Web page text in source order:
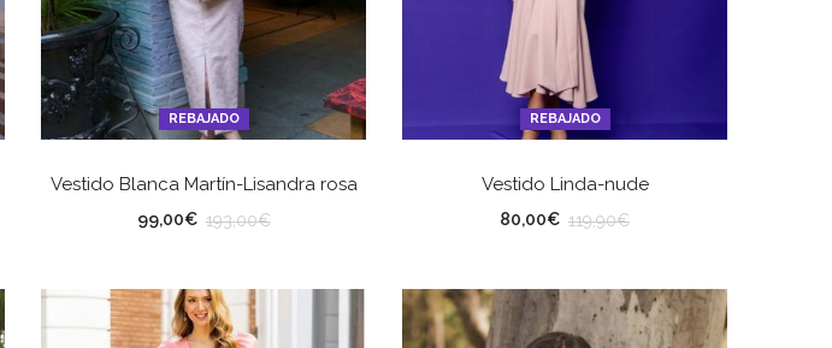
REBAJADO
Vestido Blanca Martín-Lisandra rosa
99,00€ 193,00€
TALLA
REBAJADO
Vestido Linda-nude
80,00€ 119,90€